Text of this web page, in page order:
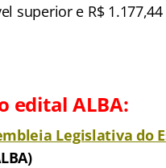
superior e R$
edital ALBA:
Legislativa do